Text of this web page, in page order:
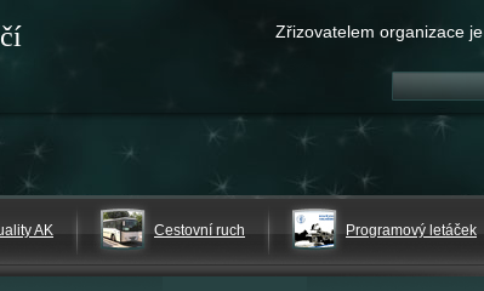
Zřizovatelem organizace je
AK Cestovní ruch Programový letáček